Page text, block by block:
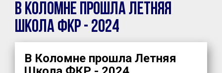
В Коломне прошла Летняя
Школа ФКР - 2024
В Коломне прошла Летняя